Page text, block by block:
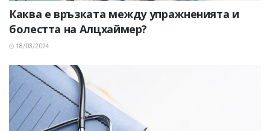
Каква е връзката между упражненията и
болестта на Алцхаймер?
18/03/2024